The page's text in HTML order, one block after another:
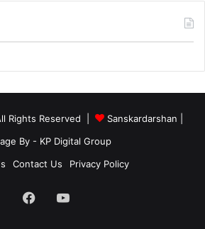
Rights Reserved | Sanskardarshan
By - KP Digital Group
Contact Us Privacy Policy
FacebookYouTube